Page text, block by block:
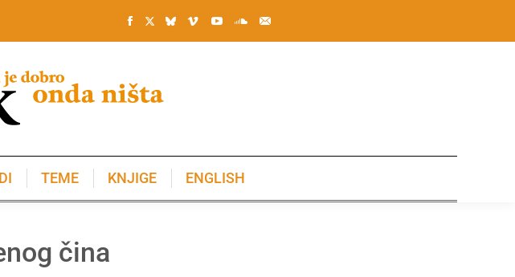
TEME KNJIGE ENGLISH
čina
KNJIGE ENGLISH